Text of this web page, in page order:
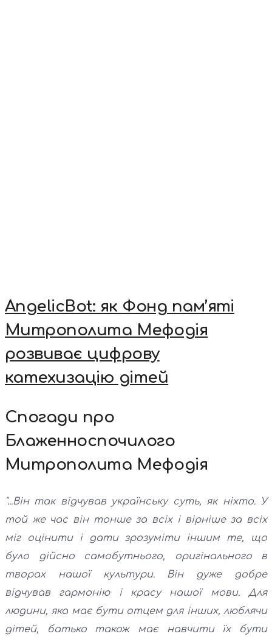
AngelicBot: як Фонд пам’яті
Митрополита Мефодія
розвиває цифрову
катехизацію дітей
Спогади про
Блаженноспочилого
Митрополита Мефодія
"...Він так відчував українську суть, як ніхто. У
той же час він тонше за всіх і вірніше за всіх
міг оцінити і дати зрозуміти іншим те, що
було дійсно самобутнього, оригінального в
творах нашої культури. Він дуже добре
відчував гармонію і красу нашої мови. Для
людини, яка має бути отцем для інших, люблячи
дітей, батько також має навчити їх бути